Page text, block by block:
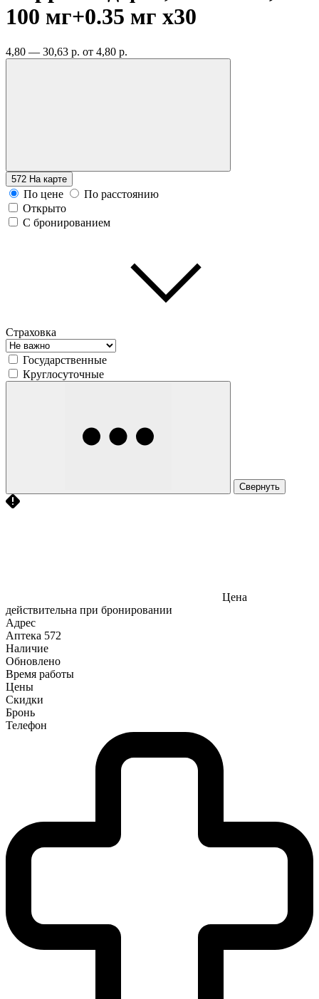
100 мг+0.35 мг x30
4,80 — 30,63 р. от 4,80 р.
572 На карте
По цене
По расстоянию
Открыто
С бронированием
Страховка
Государственные
Круглосуточные
Свернуть
Цена
действительна при бронировании
Адрес
Аптека 572
Наличие
Обновлено
Время работы
Цены
Скидки
Бронь
Телефон